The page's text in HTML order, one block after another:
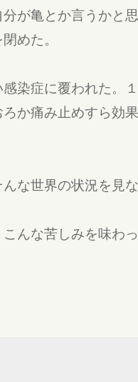
が亀とか言うかと
めた。
染症に覆われた。
か痛み止めすら効
な世界の状況を見な
んな苦しみを味わ